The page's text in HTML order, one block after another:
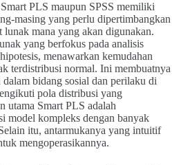
PLS maupun SPSS memiliki
masing yang perlu dipertimbangkan
lunak mana yang akan digunakan.
yang berfokus pada analisis
menawarkan kemudahan
terdistribusi normal. Ini membuatnya
bidang sosial dan perilaku di
pola distribusi yang
utama Smart PLS adalah
model kompleks dengan banyak
itu, antarmukanya yang intuitif
mengoperasikannya.